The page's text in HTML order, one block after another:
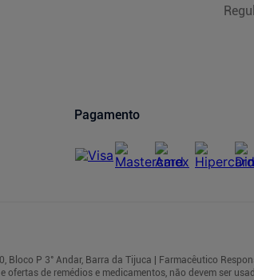
Pagamento
P 3° Andar, Barra da Tijuca | Farmacêutico
de remédios e medicamentos, não devem ser